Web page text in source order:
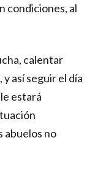
condiciones, al
calentar
así seguir el día
estará
abuelos no